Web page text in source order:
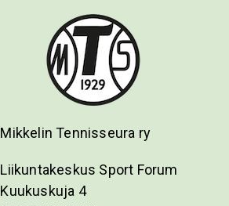
Mikkelin Tennisseura ry
Liikuntakeskus Sport Forum
Kuukuskuja 4